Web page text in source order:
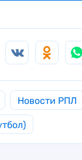
Новости РПЛ